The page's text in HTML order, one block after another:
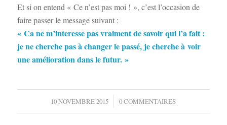
Et si on entend « Ce n’est pas moi ! », c’est l’occasion de
faire passer le message suivant :
« Ca ne m’interesse pas vraiment de savoir qui l’a fait :
je ne cherche pas à changer le passé, je cherche à voir
une amélioration dans le futur. »
10 NOVEMBRE 2015
/ 0 COMMENTAIRES